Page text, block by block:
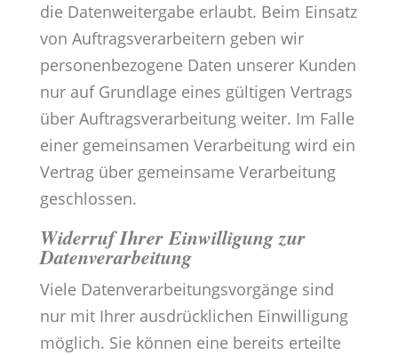
die Datenweitergabe erlaubt. Beim Einsatz
von Auftragsverarbeitern geben wir
personenbezogene Daten unserer Kunden
nur auf Grundlage eines gültigen Vertrags
über Auftragsverarbeitung weiter. Im Falle
einer gemeinsamen Verarbeitung wird ein
Vertrag über gemeinsame Verarbeitung
geschlossen.
Widerruf Ihrer Einwilligung zur
Datenverarbeitung
Viele Datenverarbeitungsvorgänge sind
nur mit Ihrer ausdrücklichen Einwilligung
möglich. Sie können eine bereits erteilte